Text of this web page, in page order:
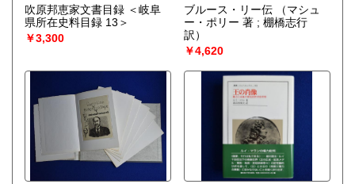
吹原邦恵家文書目録 ＜岐阜
県所在史料目録 13＞
￥3,300
ブルース・リー伝
（マシュ
ー・ポリー 著 ; 棚橋志行
訳）
￥4,620